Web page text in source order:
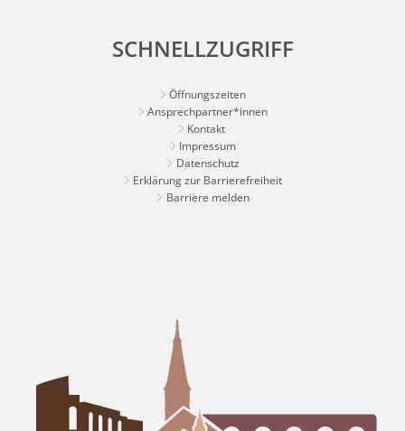
SCHNELLZUGRIFF
Öffnungszeiten
Ansprechpartner*innen
Kontakt
Impressum
Datenschutz
Erklärung zur Barrierefreiheit
Barriere melden